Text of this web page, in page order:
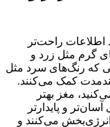
راحت‌تر
گرم مثل زرد و
که رنگ‌های سرد مثل
کمک می‌کنند.
مغز بهتر
و پایدارتر
می‌کنند و